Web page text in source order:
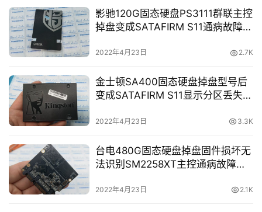
影驰120G固态硬盘PS3111群联主控
掉盘变成SATAFIRM S11通病故障数
2022年4月23日 2.7K
金士顿SA400固态硬盘掉盘型号后
变成SATAFIRM S11显示分区丢失典
2022年4月23日 3.3K
台电480G固态硬盘掉盘固件损坏无
法识别SM2258XT主控通病故障使
2022年4月23日 2.1K